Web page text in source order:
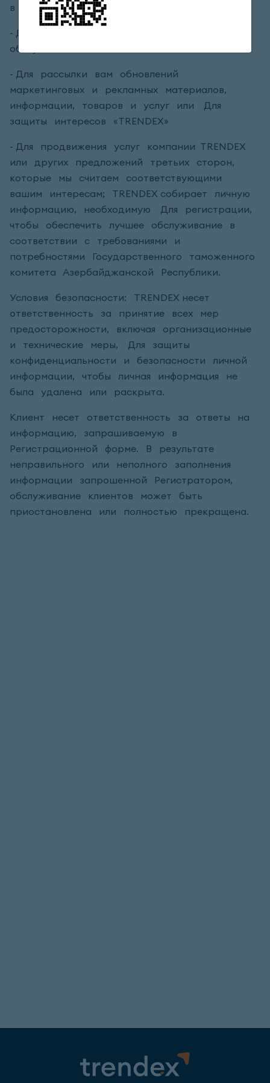
в следующих целях:
- Для определения ваших предпочтений в
обслуживании
- Для рассылки вам обновлений
маркетинговых и рекламных материалов,
информации, товаров и услуг или Для
защиты интересов «TRENDEX»
- Для продвижения услуг компании TRENDEX
или других предложений третьих сторон,
которые мы считаем соответствующими
вашим интересам; TRENDEX собирает личную
информацию, необходимую Для регистрации,
чтобы обеспечить лучшее обслуживание в
соответствии с требованиями и
потребностями Государственного таможенного
комитета Азербайджанской Республики.
Условия безопасности: TRENDEX несет
ответственность за принятие всех мер
предосторожности, включая организационные
и технические меры, Для защиты
конфиденциальности и безопасности личной
информации, чтобы личная информация не
была удалена или раскрыта.
Клиент несет ответственность за ответы на
информацию, запрашиваемую в
Регистрационной форме. В результате
неправильного или неполного заполнения
информации запрошенной Регистратором,
обслуживание клиентов может быть
приостановлена или полностью прекращена.